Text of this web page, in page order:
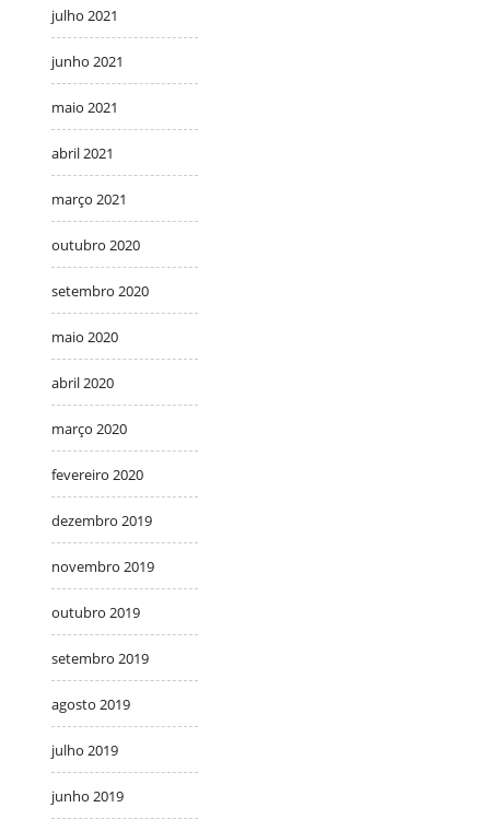
julho 2021
junho 2021
maio 2021
abril 2021
março 2021
outubro 2020
setembro 2020
maio 2020
abril 2020
março 2020
fevereiro 2020
dezembro 2019
novembro 2019
outubro 2019
setembro 2019
agosto 2019
julho 2019
junho 2019